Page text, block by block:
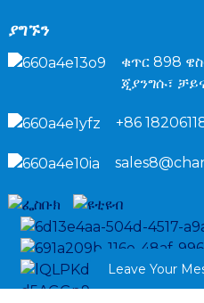
ያግኙን
ቁጥር 898
ጂያንግሱ፣
+86
Leave Your